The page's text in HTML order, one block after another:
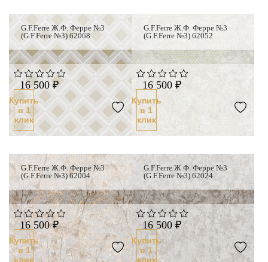
G.F.Ferre Ж.Ф. Ферре №3
(G.F.Ferre №3) 62068
16 500 ₽
Купить
в 1
клик
G.F.Ferre Ж.Ф. Ферре №3
(G.F.Ferre №3) 62052
16 500 ₽
Купить
в 1
клик
G.F.Ferre Ж.Ф. Ферре №3
(G.F.Ferre №3) 62004
16 500 ₽
Купить
в 1
клик
G.F.Ferre Ж.Ф. Ферре №3
(G.F.Ferre №3) 62024
16 500 ₽
Купить
в 1
клик